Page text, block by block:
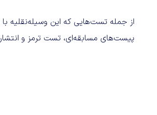
از جمله تست‌هایی که این وسیله‌نقلیه
پیست‌های مسابقه‌ای، تست ترمز و